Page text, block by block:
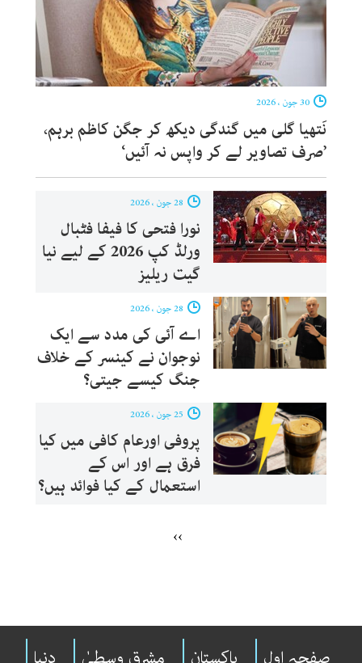
نَتھیا گلی میں گندگی دیکھ کر جگن کاظم برہم،
’صرف تصاویر لے کر واپس نہ آئیں‘
نورا فتحی کا فیفا فٹبال
ورلڈ کپ 2026 کے لیے نیا
گیت ریلیز
اے آئی کی مدد سے ایک
نوجوان نے کینسر کے خلاف
جنگ کیسے جیتی؟
پروفی اورعام کافی میں کیا
فرق ہے اور اس کے
استعمال کے کیا فوائد ہیں؟
››